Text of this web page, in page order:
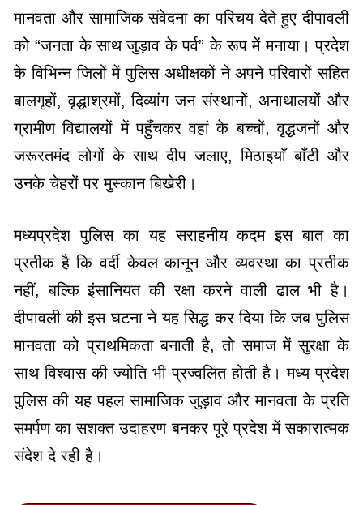
मानवता और सामाजिक संवेदना का परिचय देते हुए दीपावली
को “जनता के साथ जुड़ाव के पर्व” के रूप में मनाया। प्रदेश
के विभिन्न जिलों में पुलिस अधीक्षकों ने अपने परिवारों सहित
बालगृहों, वृद्धाश्रमों, दिव्यांग जन संस्थानों, अनाथालयों और
ग्रामीण विद्यालयों में पहुँचकर वहां के बच्चों, वृद्धजनों और
जरूरतमंद लोगों के साथ दीप जलाए, मिठाइयाँ बाँटी और
उनके चेहरों पर मुस्कान बिखेरी।
मध्यप्रदेश पुलिस का यह सराहनीय कदम इस बात का
प्रतीक है कि वर्दी केवल कानून और व्यवस्था का प्रतीक
नहीं, बल्कि इंसानियत की रक्षा करने वाली ढाल भी है।
दीपावली की इस घटना ने यह सिद्ध कर दिया कि जब पुलिस
मानवता को प्राथमिकता बनाती है, तो समाज में सुरक्षा के
साथ विश्वास की ज्योति भी प्रज्वलित होती है। मध्य प्रदेश
पुलिस की यह पहल सामाजिक जुड़ाव और मानवता के प्रति
समर्पण का सशक्त उदाहरण बनकर पूरे प्रदेश में सकारात्मक
संदेश दे रही है।